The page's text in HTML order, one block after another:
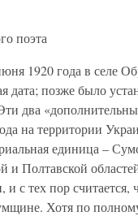
поэта
1920 года в селе
дата; позже было
два
на территории
единица –
и Полтавской
и с тех пор
Хотя по